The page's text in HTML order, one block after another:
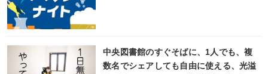
中央図書館のすぐそばに、1人でも、複
数名でシェアしても自由に使える、光溢